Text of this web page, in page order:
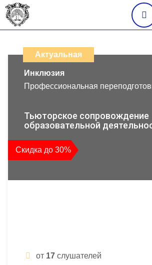
дистанционных
образовательных
повышения
квалификации
и
Актуальная
Инклюзия
Профессиональная
Тьюторское сопровождение
образовательной
Скидка до 30%
от 17 слушателей